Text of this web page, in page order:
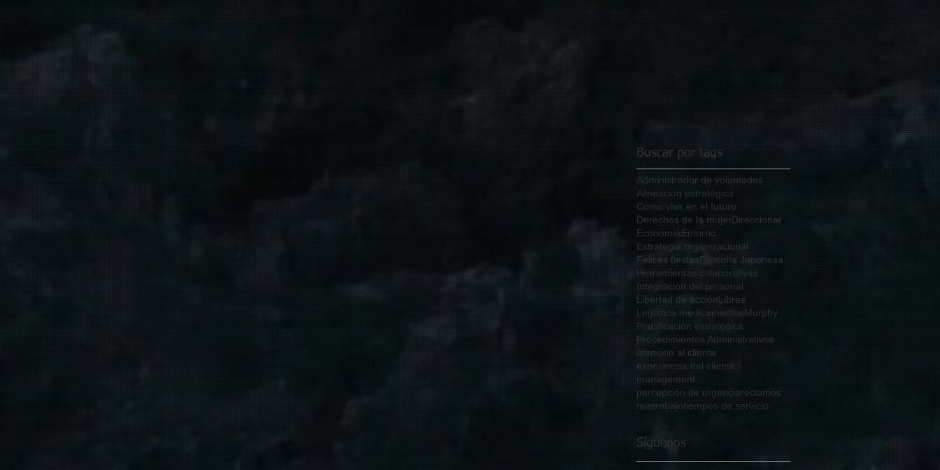
Buscar por tags
Administrador de voluntades
Alineación estratégica
Como vivir en el futuro
Derechos de la mujerDireccionar
EconomíaEntorno
Estrategia organizacional
Felices fiestasFilosofía Japonesa
Herramientas colaborativas
Integración del personal
Libertad de acciónLibres
Logística medicamentosMurphy
Planificación estratégica
Procedimientos Administrativos
atención al cliente
experiencia del cliente
management
percepción de urgenciareclamos
teletrabajotiempos de servicio
Síguenos